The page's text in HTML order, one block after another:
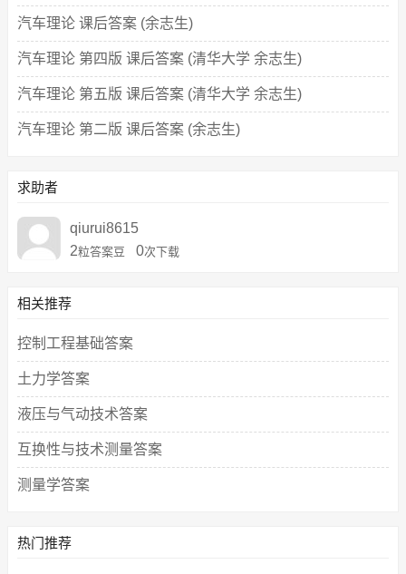
汽车理论 课后答案 (余志生)
汽车理论 第四版 课后答案 (清华大学 余志生)
汽车理论 第五版 课后答案 (清华大学 余志生)
汽车理论 第二版 课后答案 (余志生)
求助者
qiurui8615
2粒答案豆 0次下载
相关推荐
控制工程基础答案
土力学答案
液压与气动技术答案
互换性与技术测量答案
测量学答案
热门推荐